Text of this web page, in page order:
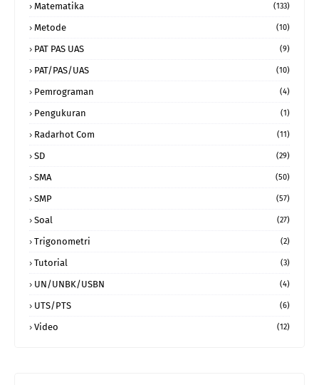
Matematika (133)
Metode (10)
PAT PAS UAS (9)
PAT/PAS/UAS (10)
Pemrograman (4)
Pengukuran (1)
Radarhot Com (11)
SD (29)
SMA (50)
SMP (57)
Soal (27)
Trigonometri (2)
Tutorial (3)
UN/UNBK/USBN (4)
UTS/PTS (6)
Video (12)